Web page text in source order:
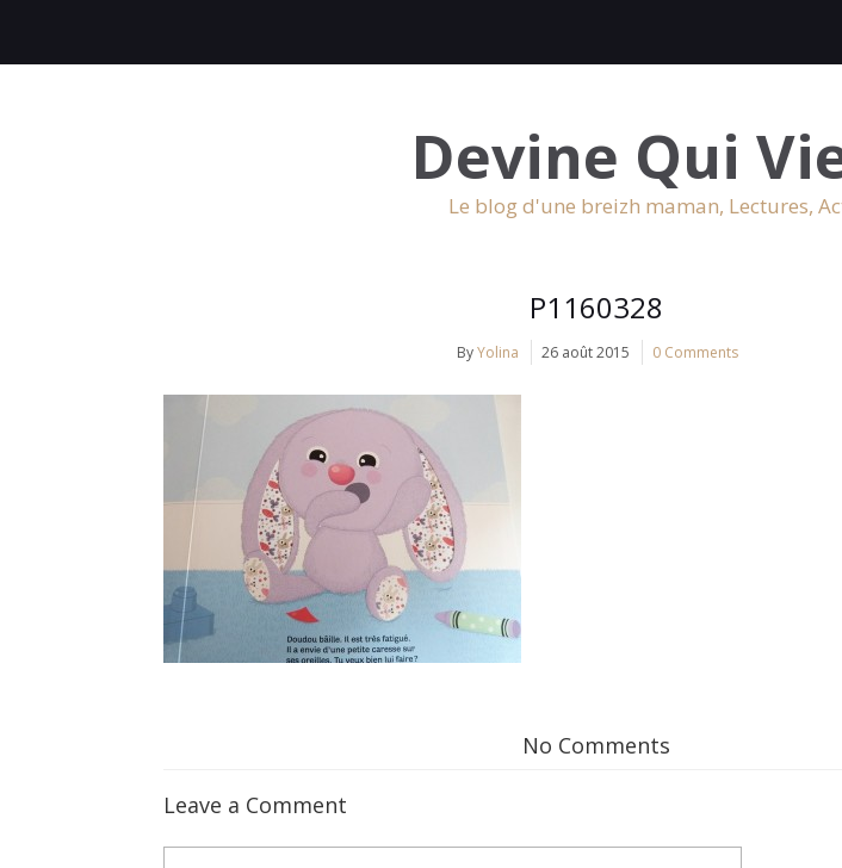
Devine Qui
Le blog d'une breizh maman, Lectures,
P1160328
ByYolina 26 août 2015 0 Comments
No Comments
Leave a Comment